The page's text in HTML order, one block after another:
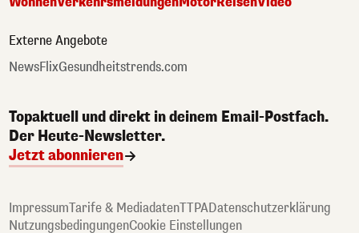
Externe Angebote
NewsFlixGesundheitstrends.com
Topaktuell und direkt in deinem Email-Postfach.
Der Heute-Newsletter.
Jetzt abonnieren
ImpressumTarife & MediadatenTTPADatenschutzerklärung
NutzungsbedingungenCookie Einstellungen